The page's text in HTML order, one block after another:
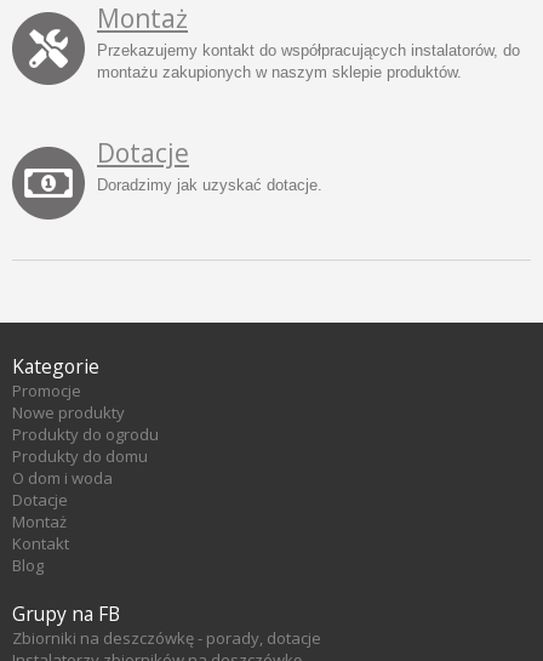
Montaż
Przekazujemy kontakt do współpracujących instalatorów, do
montażu zakupionych w naszym sklepie produktów.
Dotacje
Doradzimy jak uzyskać dotacje.
Kategorie
Promocje
Nowe produkty
Produkty do ogrodu
Produkty do domu
O dom i woda
Dotacje
Montaż
Kontakt
Blog
Grupy na FB
Zbiorniki na deszczówkę - porady, dotacje